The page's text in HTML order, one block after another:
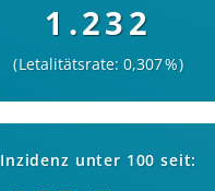
1.232
Letalitätsrate: 0,307 %
Inzidenz unter 100 seit: